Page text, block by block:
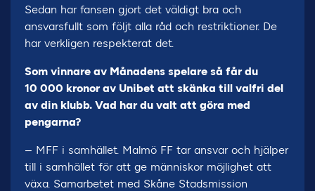
Sedan har fansen gjort det väldigt bra och
ansvarsfullt som följt alla råd och restriktioner. De
har verkligen respekterat det.
Som vinnare av Månadens spelare så får du
10 000 kronor av Unibet att skänka till valfri del
av din klubb. Vad har du valt att göra med
pengarna?
– MFF i samhället. Malmö FF tar ansvar och hjälper
till i samhället för att ge människor möjlighet att
växa. Samarbetet med Skåne Stadsmission